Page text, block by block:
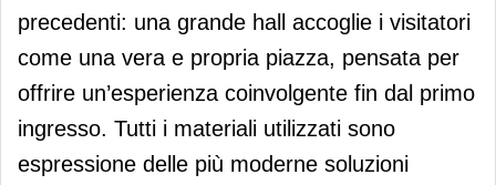
precedenti: una grande hall accoglie i visitatori
come una vera e propria piazza, pensata per
offrire un’esperienza coinvolgente fin dal primo
ingresso. Tutti i materiali utilizzati sono
espressione delle più moderne soluzioni